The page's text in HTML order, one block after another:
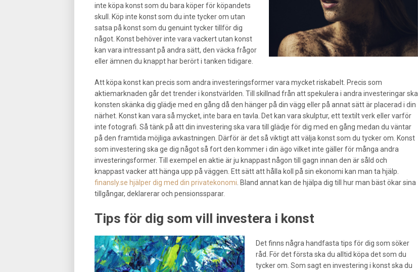
inte köpa konst som du bara köper för köpandets
skull. Köp inte konst som du inte tycker om utan
satsa på konst som du genuint tycker tillför dig
något. Konst behöver inte vara vackert utan konst
kan vara intressant på andra sätt, den väcka frågor
eller ämnen du knappt har berört i tanken tidigare.
Att köpa konst kan precis som andra investeringsformer vara mycket riskabelt. Precis som
aktiemarknaden går det trender i konstvärlden. Till skillnad från att spekulera i andra investeringar ska
konsten skänka dig glädje med en gång då den hänger på din vägg eller på annat sätt är placerad i din
närhet. Konst kan vara så mycket, inte bara en tavla. Det kan vara skulptur, ett textilt verk eller varför
inte fotografi. Så tänk på att din investering ska vara till glädje för dig med en gång medan du väntar
på den framtida möjliga avkastningen. Därför är det så viktigt att välja konst som du tycker om. Konst
som investering ska ge dig något så fort den kommer i din ägo vilket inte gäller för många andra
investeringsformer. Till exempel en aktie är ju knappast någon till gagn innan den är såld och
knappast vacker att hänga upp på väggen. Ett sätt att hålla koll på sin ekonomi kan man ta hjälp.
finansly.se hjälper dig med din privatekonomi . Bland annat kan de hjälpa dig till hur man bäst ökar sina
tillgångar, deklarerar och pensionssparar.
Tips för dig som vill investera i konst
Det finns några handfasta tips för dig som söker
råd. För det första ska du alltid köpa det som du
tycker om. Som sagt en investering i konst ska du